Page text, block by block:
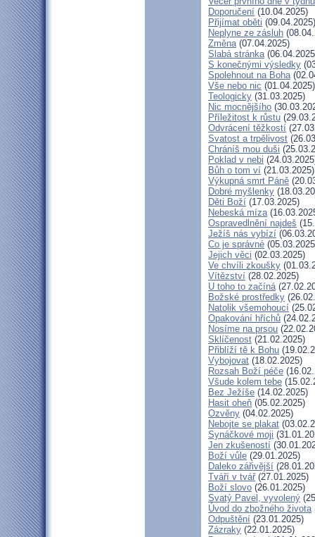
Doporučení (10.04.2025)
Přijímat oběti (09.04.2025)
Neplyne ze zásluh
Změna(07.04.2025)
Slabá stránka
S konečnými výsledky
Spolehnout na Boha
Vše nebo nic (01.04.2025)
Teologicky (31.03.2025)
Nic mocnějšího
Příležitost k růstu
Odvrácení těžkostí
Svatost a trpělivost
Chráníš mou duši
Poklad v nebi
Bůh o tom ví (21.03.2025)
Výkupná smrt Páně
Dobré myšlenky
Děti Boží (17.03.2025)
Nebeská míza
Ospravedlnění najdeš
Ježíš nás vybízí
Co je správné
Jejich věci (02.03.2025)
Ve chvíli zkoušky
Vítězství (28.02.2025)
U toho to začíná
Božské prostředky
Natolik všemohoucí
Opakování hříchů
Nosíme na prsou
Sklíčenost (21.02.2025)
Přiblíží tě k Bohu
Vybojovat (18.02.2025)
Rozsah Boží péče
Všude kolem tebe
Bez Ježíše (14.02.2025)
Hasit oheň (05.02.2025)
Ozvěny (04.02.2025)
Nebojte se plakat
Synáčkové moji
Jen zkušeností
Boží vůle (29.01.2025)
Daleko zářivější
Tváří v tvář(27.01.2025)
Boží slovo (26.01.2025)
Svatý Pavel, vyvolený
Úvod do zbožného života
Odpuštění (23.01.2025)
Zázraky (22.01.2025)